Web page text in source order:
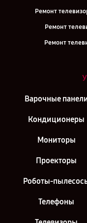
Ремонт
Ремонт
Ремонт
Варочные
Кондиционеры
Мониторы
Проекторы
Роботы-
Телефоны